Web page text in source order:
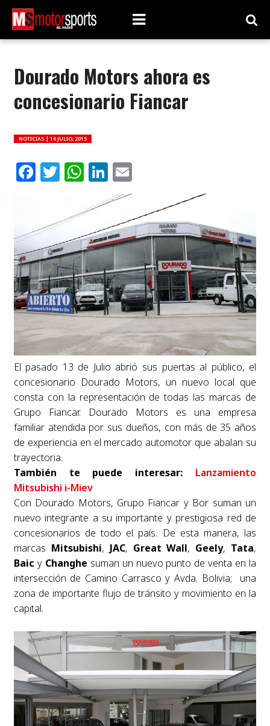
Dourado Motors ahora es
concesionario Fiancar
NOTICIAS | 16 JULIO, 2015
Facebook
Twitter
WhatsApp
LinkedIn
Email
El pasado 13 de Julio abrió sus puertas al público, el
concesionario Dourado Motors, un nuevo local que
consta con la representación de todas las marcas de
Grupo Fiancar. Dourado Motors es una empresa
familiar atendida por sus dueños, con más de 35 años
de experiencia en el mercado automotor que abalan su
trayectoria.
También te puede interesar:
Lanzamiento
Mitsubishi i-Miev
Con Dourado Motors, Grupo Fiancar y Bor suman un
nuevo integrante a su importante y prestigiosa red de
concesionarios de todo el país. De esta manera, las
marcas Mitsubishi, JAC, Great Wall, Geely, Tata,
Baic y Changhe suman un nuevo punto de venta en la
intersección de Camino Carrasco y Avda. Bolivia; una
zona de importante flujo de tránsito y movimiento en la
capital.